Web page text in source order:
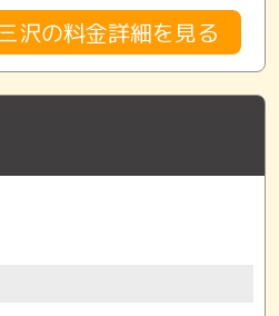
沢の料金詳細を見る